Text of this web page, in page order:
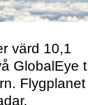
värd 10,1
GlobalEye